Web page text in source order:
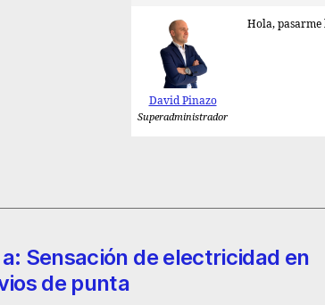
David Pinazo
Superadministrador
Hola,
Sensación de electricidad en
de punta